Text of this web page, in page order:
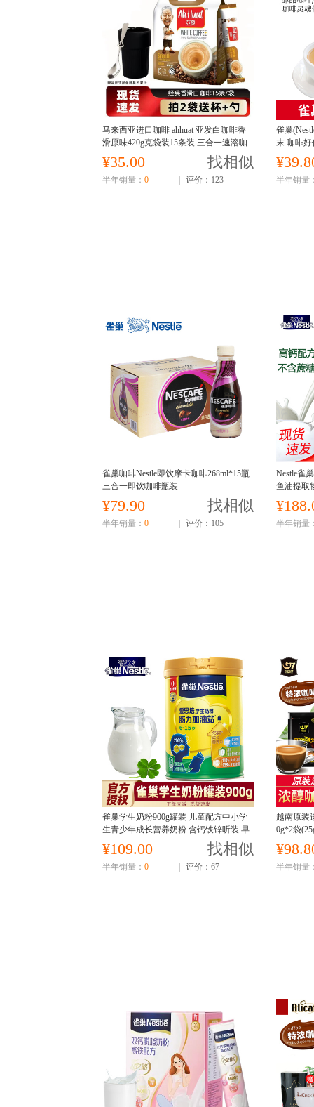
马来西亚进口咖啡 ahhuat 亚发白咖啡香
滑原味420g克袋装15条装 三合一速溶咖
啡冲饮学生甜咖啡提神熬夜
¥35.00 找相似
半年销量： 0 评价：123
雀巢
末 咖啡
半年销量
雀巢咖啡Nestle即饮摩卡咖啡268ml*15瓶
三合一即饮咖啡瓶装
¥79.90 找相似
半年销量： 0 评价：105
Nestle雀
鱼油提取
粉 无蔗
半年销量
雀巢学生奶粉900g罐装 儿童配方中小学
生青少年成长营养奶粉 含钙铁锌听装 早
餐奶粉冲饮
¥109.00 找相似
半年销量： 0 评价：67
越南原装
0g*2袋
饮饮品
半年销量